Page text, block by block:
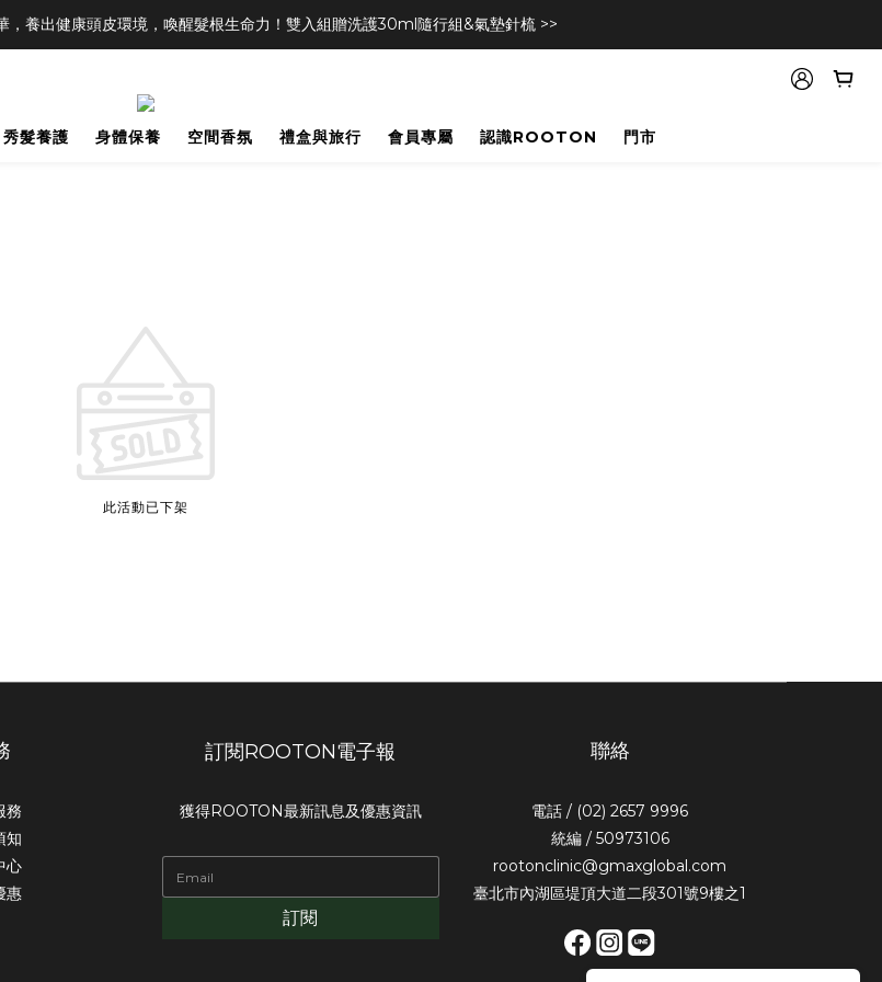
，養出健康頭皮環境，喚醒髮根生命力！雙入組贈洗護30ml隨行組&氣墊針梳 >>
秀髮養護 身體保養 空間香氛 禮盒與旅行 會員專屬 認識ROOTON 門市
此活動已下架
務
知
心
惠
訂閱ROOTON電子報
獲得ROOTON最新訊息及優惠資訊
訂閱
聯絡
電話 / (02) 2657 9996
統編 / 50973106
rootonclinic@gmaxglobal.com
臺北市內湖區堤頂大道二段301號9樓之1